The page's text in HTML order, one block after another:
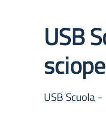
USB
USB Scuola